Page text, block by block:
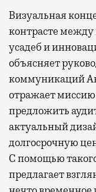
Визуальная
контрасте между
усадеб и
объясняет
коммуникаций
отражает
предложить
актуальный
долгосрочную
С помощью
предлагает